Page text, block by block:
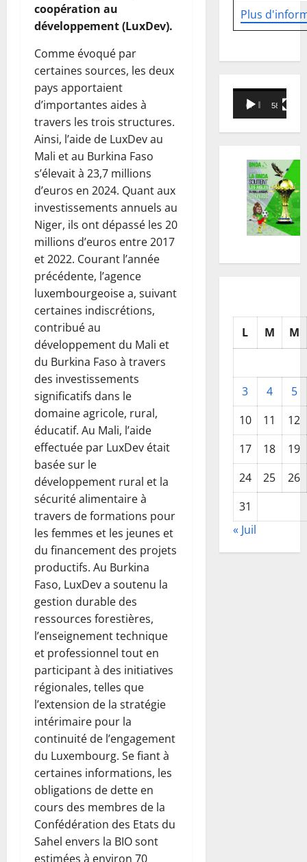
coopération au
développement (LuxDev).
Comme évoqué par
certaines sources, les deux
pays apportaient
d’importantes aides à
travers les trois structures.
Ainsi, l’aide de LuxDev au
Mali et au Burkina Faso
s’élevait à 23,7 millions
d’euros en 2024. Quant aux
investissements annuels au
Niger, ils ont dépassé les 20
millions d’euros entre 2017
et 2022. Courant l’année
précédente, l’agence
luxembourgeoise a, suivant
certaines indiscrétions,
contribué au
développement du Mali et
du Burkina Faso à travers
des investissements
significatifs dans le
domaine agricole, rural,
éducatif. Au Mali, l’aide
effectuée par LuxDev était
basée sur le
développement rural et la
sécurité alimentaire à
travers de formations pour
les femmes et les jeunes et
du financement des projets
productifs. Au Burkina
Faso, LuxDev a soutenu la
gestion durable des
ressources forestières,
l’enseignement technique
et professionnel tout en
participant à des initiatives
régionales, telles que
l’extension de la stratégie
intérimaire pour la
continuité de l’engagement
du Luxembourg. Se fiant à
certaines informations, les
obligations de dette en
cours des membres de la
Confédération des Etats du
Sahel envers la BIO sont
estimées à environ 70
Plus
Lecteur
vidéo
00:00 58:18
L M M
3 4
5
10
11
12
17
18
19
24
25
26
31
« Juil